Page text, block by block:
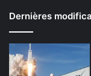
Dernières